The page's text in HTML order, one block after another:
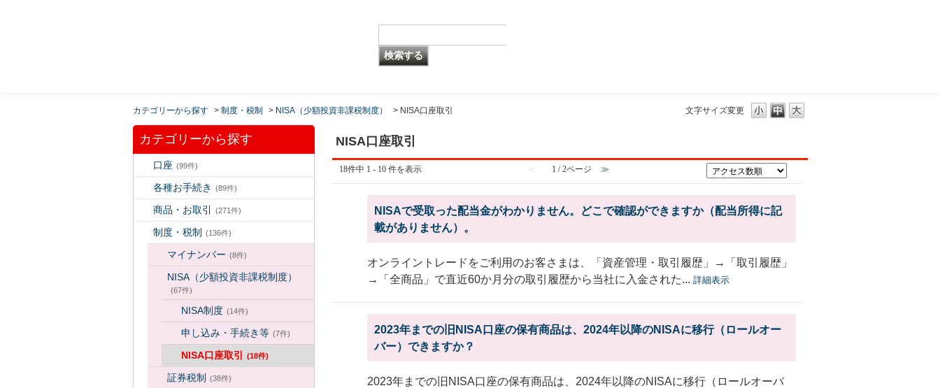
文字サイズ変更
カテゴリーから探す > 制度・税制 > NISA（少額投資非課税制度） > NISA口座取引
カテゴリーから探す
口座 (99件)
各種お手続き (89件)
商品・お取引 (271件)
制度・税制 (136件)
マイナンバー (8件)
NISA（少額投資非課税制度）
(67件)
NISA制度 (14件)
申し込み・手続き等 (7件)
NISA口座取引 (18件)
証券税制 (38件)
NISA口座取引
18件中 1 - 10 件を表示 ≪ 1 / 2ページ ≫
NISAで受取った配当金がわかりません。どこで確認ができますか（配当所得に記
載がありません）。
オンライントレードをご利用のお客さまは、「資産管理・取引履歴」→「取引履歴」
→「全商品」で直近60か月分の取引履歴から当社に入金された... 詳細表示
2023年までの旧NISA口座の保有商品は、2024年以降のNISAに移行（ロールオー
バー）できますか？
2023年までの旧NISA口座の保有商品は、2024年以降のNISAに移行（ロールオーバ